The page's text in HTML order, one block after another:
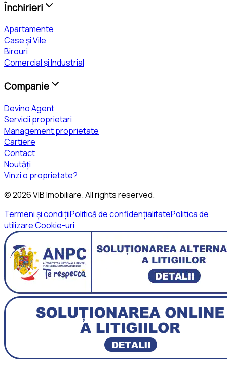
Închirieri
Apartamente
Case și Vile
Birouri
Comercial și Industrial
Companie
Devino Agent
Servicii proprietari
Management proprietate
Cartiere
Contact
Noutăți
Vinzi o proprietate?
©2026VIB Imobiliare. All rights reserved.
Termeni și condițiiPolitică de confidențialitatePolitica de
utilizare Cookie-uri